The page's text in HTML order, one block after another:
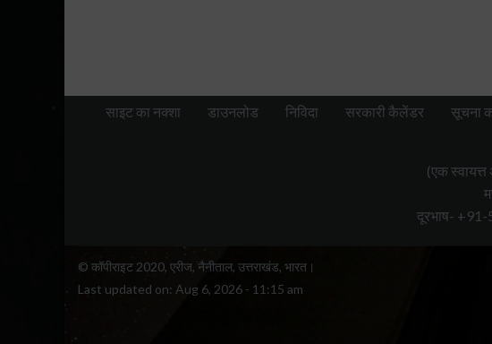
साइट का नक्शा डाउनलोड निविदा सरकारी कैलेंडर सूचना
(एक स्वायत्त
दूरभाष-
© कॉपीराइट 2020, एरीज, नैनीताल, उत्तराखंड, भारत।
Last updated on: Aug 6, 2026 - 11:15 am